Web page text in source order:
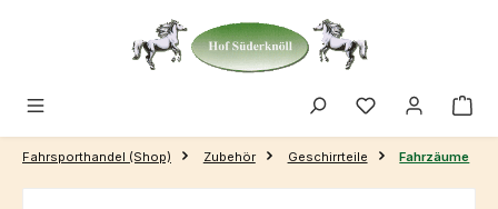
Zum Hauptinhalt springen
Fahrsporthandel (Shop) Zubehör Geschirrteile Fahrzäume